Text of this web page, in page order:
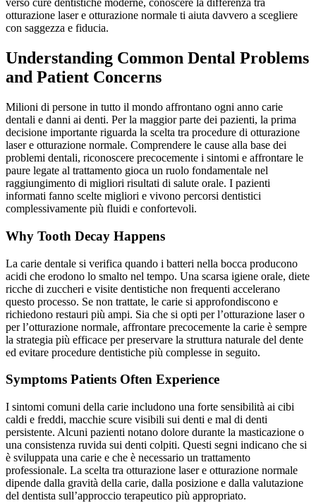
verso cure dentistiche moderne, conoscere la differenza tra
otturazione laser e otturazione normale ti aiuta davvero a scegliere
con saggezza e fiducia.
Understanding Common Dental Problems
and Patient Concerns
Milioni di persone in tutto il mondo affrontano ogni anno carie
dentali e danni ai denti. Per la maggior parte dei pazienti, la prima
decisione importante riguarda la scelta tra procedure di otturazione
laser e otturazione normale. Comprendere le cause alla base dei
problemi dentali, riconoscere precocemente i sintomi e affrontare le
paure legate al trattamento gioca un ruolo fondamentale nel
raggiungimento di migliori risultati di salute orale. I pazienti
informati fanno scelte migliori e vivono percorsi dentistici
complessivamente più fluidi e confortevoli.
Why Tooth Decay Happens
La carie dentale si verifica quando i batteri nella bocca producono
acidi che erodono lo smalto nel tempo. Una scarsa igiene orale, diete
ricche di zuccheri e visite dentistiche non frequenti accelerano
questo processo. Se non trattate, le carie si approfondiscono e
richiedono restauri più ampi. Sia che si opti per l’otturazione laser o
per l’otturazione normale, affrontare precocemente la carie è sempre
la strategia più efficace per preservare la struttura naturale del dente
ed evitare procedure dentistiche più complesse in seguito.
Symptoms Patients Often Experience
I sintomi comuni della carie includono una forte sensibilità ai cibi
caldi e freddi, macchie scure visibili sui denti e mal di denti
persistente. Alcuni pazienti notano dolore durante la masticazione o
una consistenza ruvida sui denti colpiti. Questi segni indicano che si
è sviluppata una carie e che è necessario un trattamento
professionale. La scelta tra otturazione laser e otturazione normale
dipende dalla gravità della carie, dalla posizione e dalla valutazione
del dentista sull’approccio terapeutico più appropriato.